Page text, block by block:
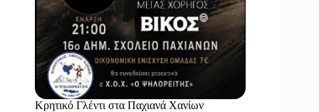
Κρητικό Γλέντι στα Παχιανά Χανίων